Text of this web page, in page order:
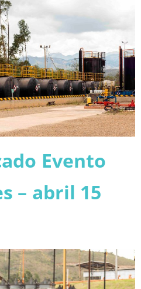
Evento
– abril 15